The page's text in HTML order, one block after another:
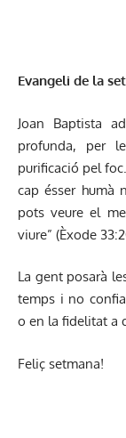
Evangeli de la
Joan Baptista
profunda, per
purificació pel
cap ésser humà
pots veure el
viure” (Èxode
La gent posarà
temps i no
o en la fidelitat a
Feliç setmana!